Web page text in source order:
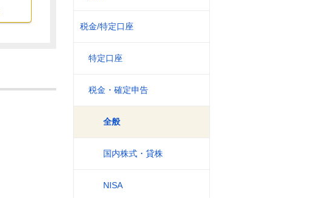
税金/特定口座
特定口座
税金・確定申告
全般
国内株式・貸株
NISA